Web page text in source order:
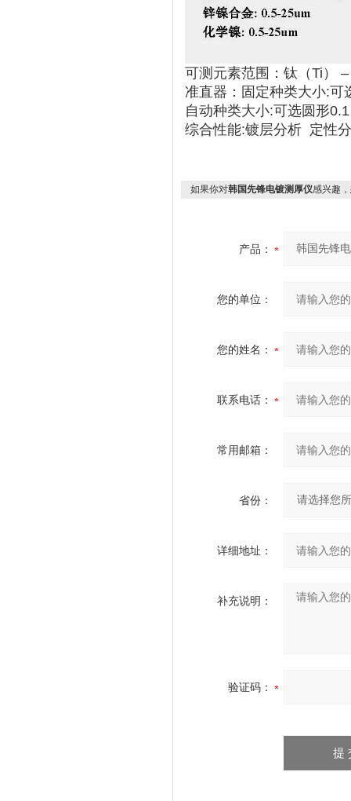
可测元素范围：钛（Ti）
准直器：固定种类大小:
自动种类大小:可选圆形
综合性能:镀层分析 定性
如果你对韩国先锋电镀测厚仪感兴趣
产品：
您的单位：
您的姓名：
联系电话：
常用邮箱：
省份：
详细地址：
补充说明：
验证码：